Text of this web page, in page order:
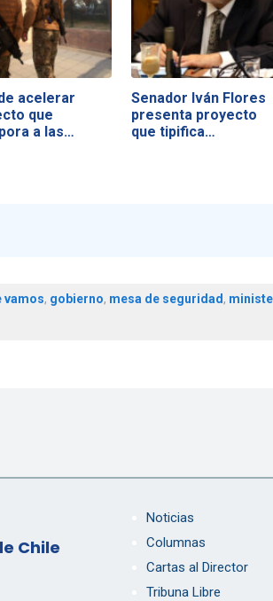
acelerar
que
a las…
Senador Iván Flores
presenta proyecto
que tipifica…
vamos, gobierno, mesa de seguridad,
Chile
Noticias
Columnas
Cartas al Director
Tribuna Libre